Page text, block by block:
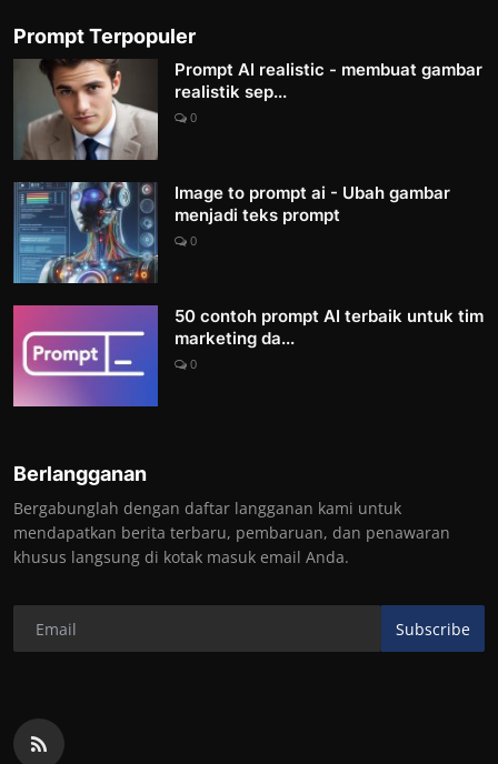
Prompt Terpopuler
Prompt AI realistic - membuat gambar
realistik sep...
0
Image to prompt ai - Ubah gambar
menjadi teks prompt
0
50 contoh prompt AI terbaik untuk tim
marketing da...
0
Berlangganan
Bergabunglah dengan daftar langganan kami untuk
mendapatkan berita terbaru, pembaruan, dan penawaran
khusus langsung di kotak masuk email Anda.
Subscribe